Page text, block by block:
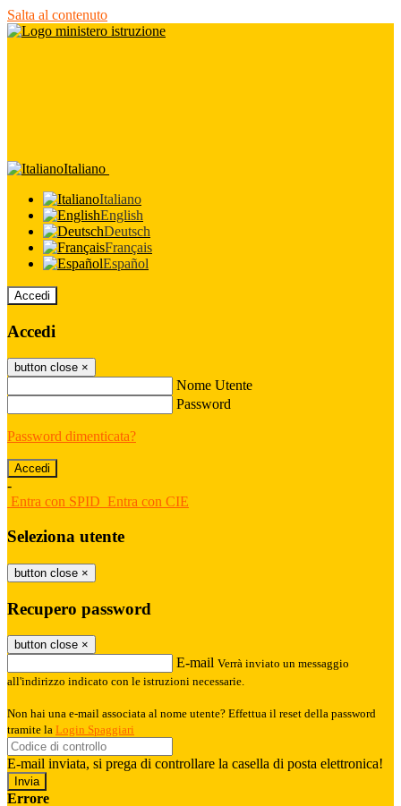
Salta al contenuto
Italiano
Italiano
English
Deutsch
Français
Español
Accedi
Accedi
button close ×
Nome Utente
Password
Password dimenticata?
-
Entra con SPID Entra con CIE
Seleziona utente
button close ×
Recupero password
button close ×
E-mail Verrà inviato un messaggio
all'indirizzo indicato con le istruzioni necessarie.
Non hai una e-mail associata al nome utente? Effettua il reset della password
tramite la Login Spaggiari
E-mail inviata, si prega di controllare la casella di posta elettronica!
Errore